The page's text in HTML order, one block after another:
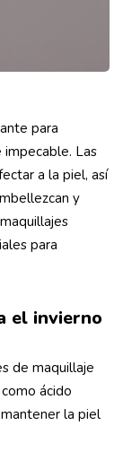
para
Las
a la piel, así
y
para
el invierno
de maquillaje
ácido
la piel